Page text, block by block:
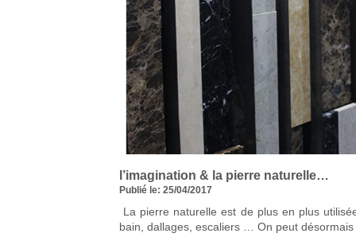
l’imagination & la pierre naturelle…
Publié le: 25/04/2017
La pierre naturelle est de plus en plus
bain, dallages, escaliers … On peut